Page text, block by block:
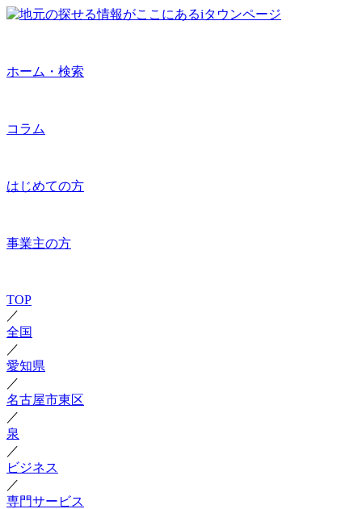
ホーム・検索
コラム
はじめての方
事業主の方
TOP
／
全国
／
愛知県
／
名古屋市東区
／
泉
／
ビジネス
／
専門サービス